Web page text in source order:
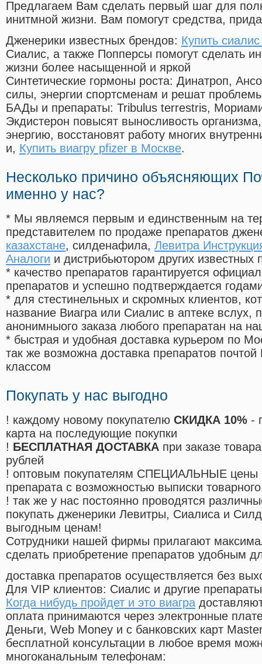
Предлагаем Вам сделать первый шаг для
инитмной жизни. Вам помогут средства,
Дженерики известных брендов: Купить
Сиалис, а также Попперсы помогут сделать
жизни более насыщенной и яркой
Синтетические гормоны роста: Динатроп,
силы, энергии спортсменам и решат
БАДы и препараты: Tribulus terrestris,
Экдистерон повысят выносливость
энергию, восстановят работу многих
и, Купить виагру pfizer в Москве.
Несколько причино объясняющих
именно у нас?
* Мы являемся первым и единственным на
представителем по продаже препаратов
казахстане, силденафила, Левитра
Аналоги и дистрибьютором других известных
* качество препаратов гарантируется
препаратов и успешно подтверждается
* для стестинельных и скромных клиентов,
название Виагра или Сиалис в аптеке вслух,
анонимныого заказа любого препаратан на
* быстрая и удобная доставка курьером по
так же возможна доставка препаратов
классом
Покупать у нас выгодно
! каждому новому покупателю СКИДКА 10% -
карта на последующие покупки
! БЕСПЛАТНАЯ ДОСТАВКА при заказе
рублей
! оптовым покупателям СПЕЦИАЛЬНЫЕ цены
препарата с возможностью выписки
! так же у нас постоянно проводятся
покупать дженерики Левитры, Сиалиса и
выгодным ценам!
Cотрудники нашей фирмы прилагают
сделать приобретение препаратов удобным
доставка препаратов осуществляется без
Для VIP клиентов: Сиалис и другие
Когда нибудь пройдет и это виагра
оплата принимаются через электронные
Деньги, Web Money и с банковских карт
бесплатной консультации в любое время
многоканальным телефонам: